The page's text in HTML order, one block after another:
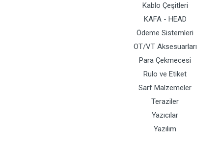
Kablo Çeşitleri
KAFA - HEAD
Ödeme Sistemleri
OT/VT Aksesuarları
Para Çekmecesi
Rulo ve Etiket
Sarf Malzemeler
Teraziler
Yazıcılar
Yazılım